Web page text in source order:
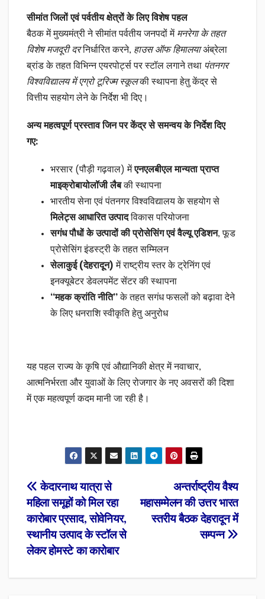
सीमांत जिलों एवं पर्वतीय क्षेत्रों के लिए विशेष पहल
बैठक में मुख्यमंत्री ने सीमांत पर्वतीय जनपदों में मनरेगा के तहत
विशेष मजदूरी दरनिर्धारित करने, हाउस ऑफ हिमालयाअंब्रेला
ब्रांड के तहत विभिन्न एयरपोर्ट्स पर स्टॉल लगाने तथा पंतनगर
विश्वविद्यालय में एग्रो टूरिज्म स्कूलकी स्थापना हेतु केंद्र से
वित्तीय सहयोग लेने के निर्देश भी दिए।
अन्य महत्वपूर्ण प्रस्ताव जिन पर केंद्र से समन्वय के निर्देश दिए
गए:
भरसार (पौड़ी गढ़वाल) मेंएनएलबीएल मान्यता प्राप्त
माइक्रोबायोलॉजी लैबकी स्थापना
भारतीय सेना एवं पंतनगर विश्वविद्यालय के सहयोग से
मिलेट्स आधारित उत्पादविकास परियोजना
सगंध पौधों के उत्पादों की प्रोसेसिंग एवं वैल्यू एडिशन, फूड
प्रोसेसिंग इंडस्ट्री के तहत सम्मिलन
सेलाकुई (देहरादून) में राष्ट्रीय स्तर के ट्रेनिंग एवं
इनक्यूबेटर डेवलपमेंट सेंटर की स्थापना
“महक क्रांति नीति”के तहत सगंध फसलों को बढ़ावा देने
के लिए धनराशि स्वीकृति हेतु अनुरोध
यह पहल राज्य के कृषि एवं औद्यानिकी क्षेत्र में नवाचार,
आत्मनिर्भरता और युवाओं के लिए रोजगार के नए अवसरों की दिशा
में एक महत्वपूर्ण कदम मानी जा रही है।
Post
navigation
अन्तर्राष्ट्रीय वैश्य
महासम्मेलन की उत्तर भारत
स्तरीय बैठक देहरादून में
सम्पन्न
केदारनाथ यात्रा से
महिला समूहों को मिल रहा
कारोबार प्रसाद, सोवेनियर,
स्थानीय उत्पाद के स्टॉल से
लेकर होमस्टे का कारोबार